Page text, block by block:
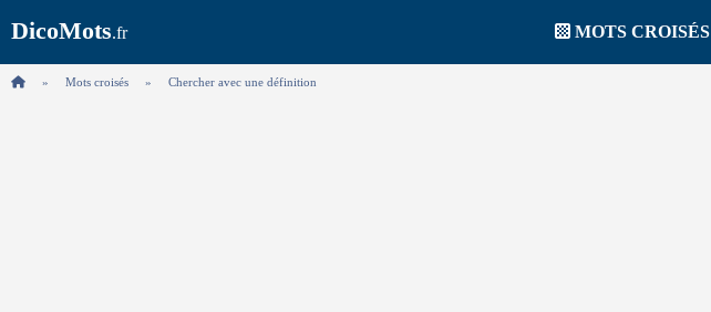
DicoMots.fr MOTS CROISÉS
Mots croisés Chercher avec une définition